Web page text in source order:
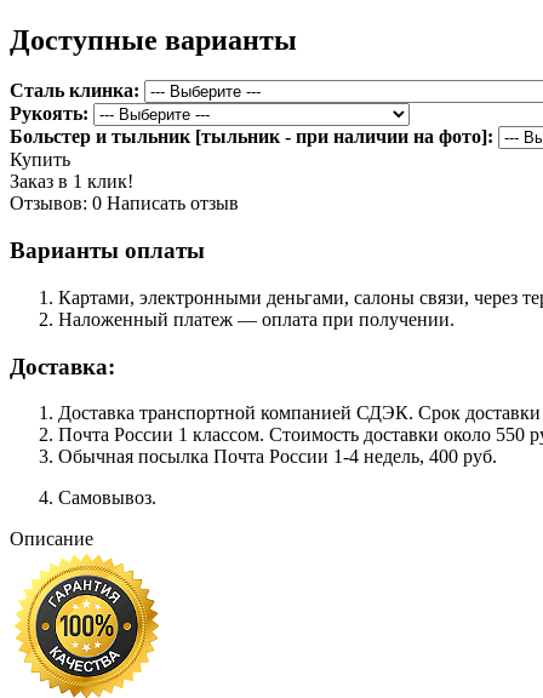
Доступные варианты
Сталь клинка:
Рукоять:
Больстер и тыльник [тыльник - при наличии на фото]:
Купить
Заказ в 1 клик!
Отзывов: 0 Написать отзыв
Варианты оплаты
Картами, электронными деньгами, салоны связи, через
Наложенный платеж — оплата при получении.
Доставка:
Доставка транспортной компанией СДЭК. Срок
Почта России 1 классом. Cтоимость доставки около 550
Обычная посылка Почта России 1-4 недель, 400 руб.
Самовывоз.
Описание